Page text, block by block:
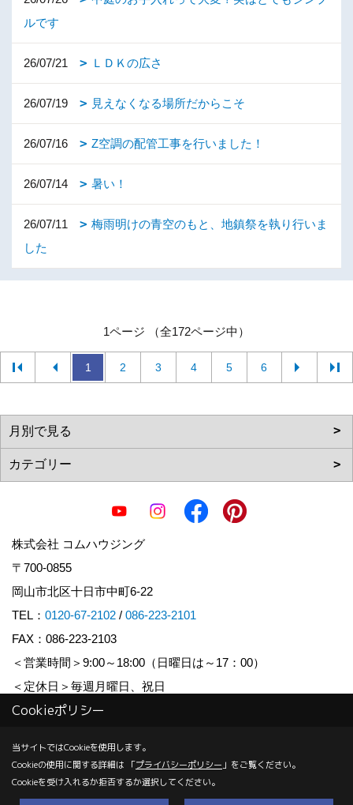
ルです
26/07/21 ＬＤＫの広さ
26/07/19 見えなくなる場所だからこそ
26/07/16 Z空調の配管工事を行いました！
26/07/14 暑い！
26/07/11
梅雨明けの青空のもと、地鎮祭を執り行いま
した
1ページ （全172ページ中）
1 2 3 4 5 6
株式会社 コムハウジング
〒700-0855
岡山市北区十日市中町6-22
TEL： 0120-67-2102 / 086-223-2101
FAX：086-223-2103
＜営業時間＞9:00～18:00（日曜日は～17：00）
＜定休日＞毎週月曜日、祝日
Copyright (c) COM HOUSHING Inc. All Rights Reserved.
Produced byゴデスクリエイト
Cookieポリシー
当サイトではCookieを使用します。
Cookieの使用に関する詳細は 「プライバシーポリシー 」をご覧ください。
Cookieを受け入れるか拒否するか選択してください。